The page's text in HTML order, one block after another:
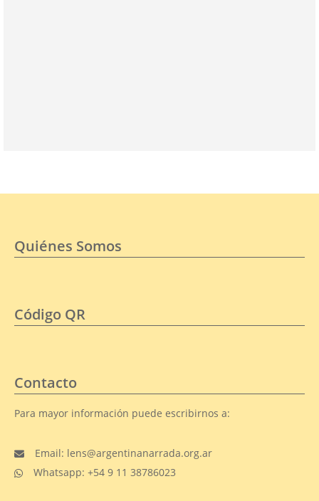
Quiénes Somos
Código QR
Contacto
Para mayor información puede escribirnos a:
Email: lens@argentinanarrada.org.ar
Whatsapp: +54 9 11 38786023